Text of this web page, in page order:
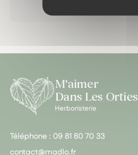
M'aimer
Dans Les Orties
Herboristerie
Téléphone : 09 81 80 70 33
contact@madlo.fr